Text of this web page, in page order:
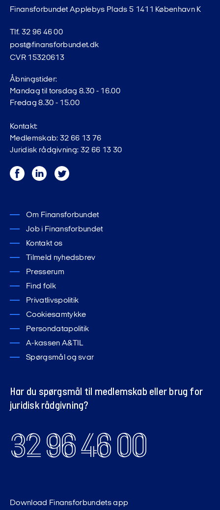
Finansforbundet Applebys Plads 5 1411 København K
Tlf. 32 96 46 00
post@finansforbundet.dk
CVR 15320613
Åbningstider:
Mandag til torsdag 8.30 - 16.00
Fredag 8.30 - 15.00
Kontakt:
Medlemskab: 32 66 13 76
Juridisk rådgivning: 32 66 13 30
FacebookLinkedInTwitter
Om Finansforbundet
Job i Finansforbundet
Kontakt os
Tilmeld nyhedsbrev
Presserum
Find folk
Privatlivspolitik
Cookiesamtykke
Persondatapolitik
A-kassen A&TIL
Spørgsmål og svar
Har du spørgsmål til medlemskab eller brug for
juridisk rådgivning?
32 96 46 00
Download Finansforbundets app